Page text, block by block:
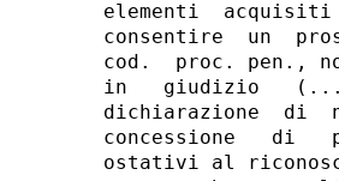
elementi
consentire  un
cod.  proc. pen.,
in   giudizio   (...)
dichiarazione  di
concessione   di
ostativi al